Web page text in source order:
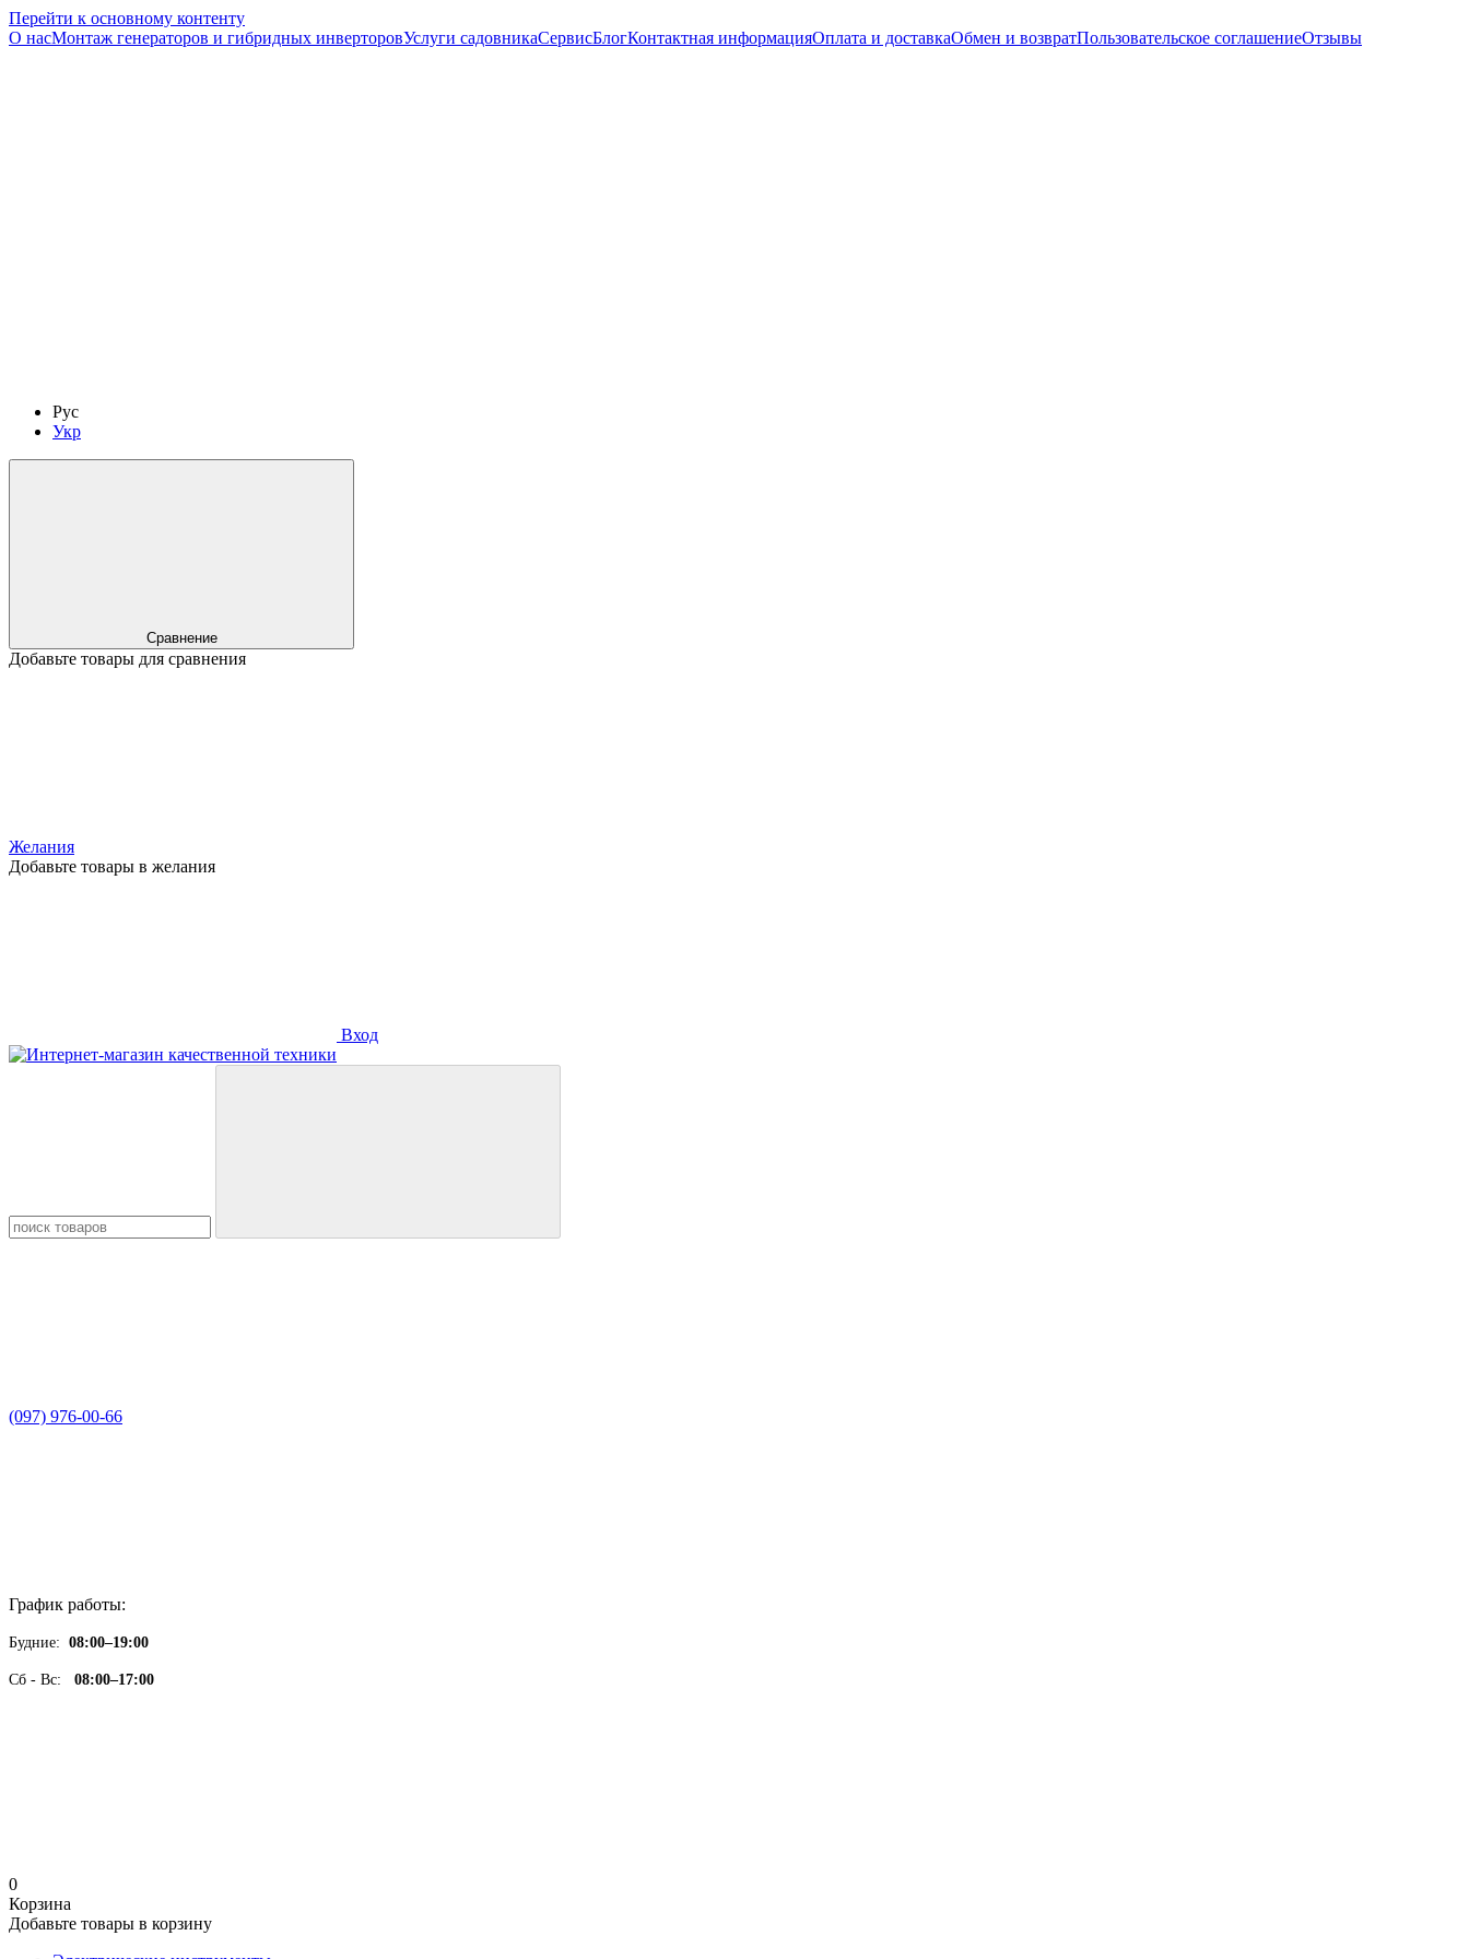
Перейти к основному контенту
О насМонтаж генераторов и гибридных инверторовУслуги садовникаСервисБлогКонтактная информацияОплата и доставкаОбмен и возвратПользовательское соглашениеОтзывы
Рус
Укр
Сравнение
Добавьте товары для сравнения
Желания
Добавьте товары в желания
Вход
(097) 976-00-66
График работы:
Будние: 08:00–19:00
Сб - Вс: 08:00–17:00
0
Корзина
Добавьте товары в корзину